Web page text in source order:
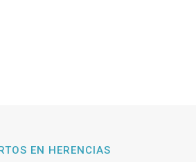
EN HERENCIAS